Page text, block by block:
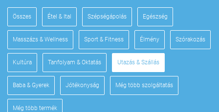
Összes Étel & Ital Szépségápolás Egészség
Masszázs & Wellness Sport & Fitness Élmény Szórakozás
Kultúra Tanfolyam & Oktatás Utazás & Szállás
Baba & Gyerek Jótékonyság Még több szolgáltatás
Még több termék